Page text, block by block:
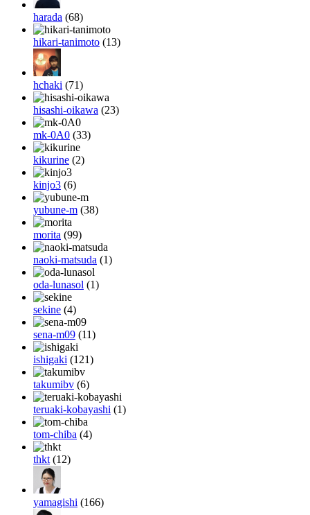
harada (68)
hikari-tanimoto (13)
hchaki (71)
hisashi-oikawa (23)
mk-0A0 (33)
kikurine (2)
kinjo3 (6)
yubune-m (38)
morita (99)
naoki-matsuda (1)
oda-lunasol (1)
sekine (4)
sena-m09 (11)
ishigaki (121)
takumibv (6)
teruaki-kobayashi (1)
tom-chiba (4)
thkt (12)
yamagishi (166)